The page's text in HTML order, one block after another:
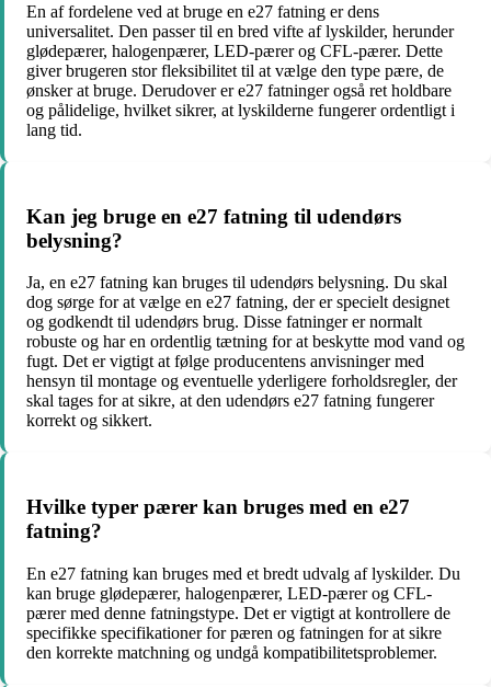
En af fordelene ved at bruge en e27 fatning er dens
universalitet. Den passer til en bred vifte af lyskilder, herunder
glødepærer, halogenpærer, LED-pærer og CFL-pærer. Dette
giver brugeren stor fleksibilitet til at vælge den type pære, de
ønsker at bruge. Derudover er e27 fatninger også ret holdbare
og pålidelige, hvilket sikrer, at lyskilderne fungerer ordentligt i
lang tid.
Kan jeg bruge en e27 fatning til udendørs
belysning?
Ja, en e27 fatning kan bruges til udendørs belysning. Du skal
dog sørge for at vælge en e27 fatning, der er specielt designet
og godkendt til udendørs brug. Disse fatninger er normalt
robuste og har en ordentlig tætning for at beskytte mod vand og
fugt. Det er vigtigt at følge producentens anvisninger med
hensyn til montage og eventuelle yderligere forholdsregler, der
skal tages for at sikre, at den udendørs e27 fatning fungerer
korrekt og sikkert.
Hvilke typer pærer kan bruges med en e27
fatning?
En e27 fatning kan bruges med et bredt udvalg af lyskilder. Du
kan bruge glødepærer, halogenpærer, LED-pærer og CFL-
pærer med denne fatningstype. Det er vigtigt at kontrollere de
specifikke specifikationer for pæren og fatningen for at sikre
den korrekte matchning og undgå kompatibilitetsproblemer.